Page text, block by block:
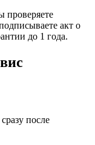
проверяете
акт о
до 1 года.
после